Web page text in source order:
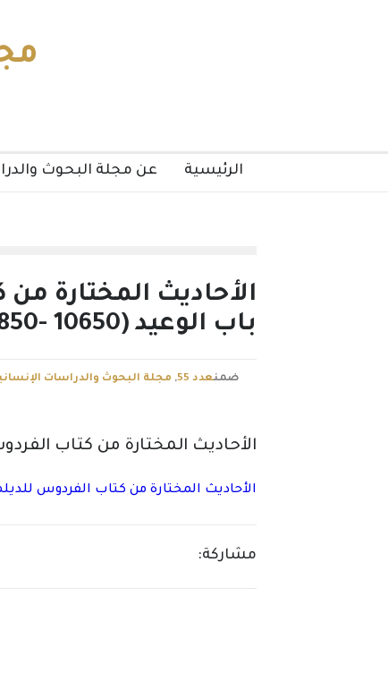
الرئيسية عن مجلة البحوث
الأحاديث المختارة
باب الوعيد (10650 -10850( دراسة وتحقيق
ضمنعدد 55 , مجلة البحوث والدراسات
الأحاديث المختارة من كتاب
الأحاديث المختارة من كتاب الفردوس
مشاركة: